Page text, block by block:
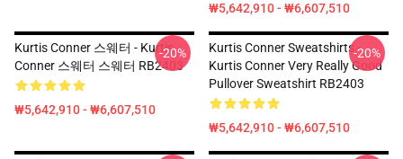
₩5,642,910 - ₩6,607,510
Kurtis Conner 스웨터 - Kurtis
Conner 스웨터 스웨터 RB2403
₩5,642,910 - ₩6,607,510
-20%
Kurtis Conner Sweatshirts -
Kurtis Conner Very Really Good
Pullover Sweatshirt RB2403
₩5,642,910 - ₩6,607,510
-20%